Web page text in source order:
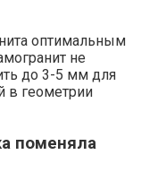
оптимальным
не
до 3-5 мм для
в геометрии
поменяла